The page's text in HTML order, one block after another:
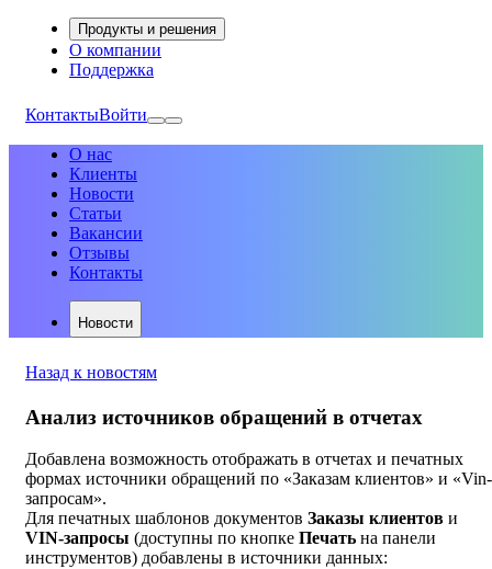
Продукты и решения
О компании
Поддержка
КонтактыВойти
О нас
Клиенты
Новости
Статьи
Вакансии
Отзывы
Контакты
Новости
Назад к новостям
Анализ источников обращений в отчетах
Добавлена возможность отображать в отчетах и печатных
формах источники обращений по «Заказам клиентов» и «Vin-
запросам».
Для печатных шаблонов документов Заказы клиентов и
VIN-запросы (доступны по кнопке Печать на панели
инструментов) добавлены в источники данных: